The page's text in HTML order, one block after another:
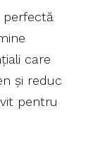
care
și reduc
pentru